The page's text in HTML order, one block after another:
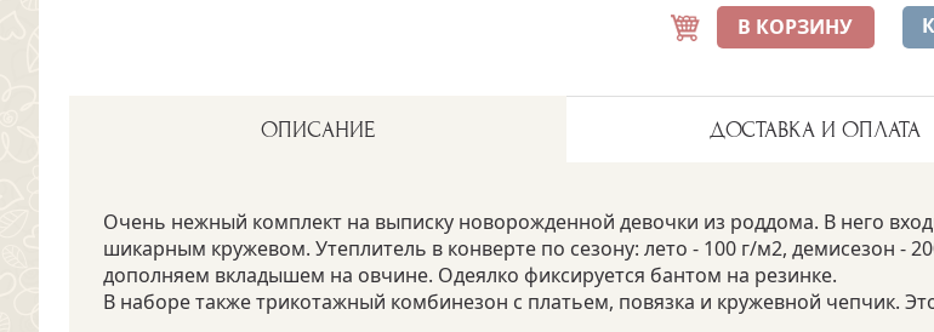
В КОРЗИНУ
ОПИСАНИЕ ДОСТАВКА И ОПЛАТА
Очень нежный комплект на выписку новорожденной девочки из роддома. В него
шикарным кружевом. Утеплитель в конверте по сезону: лето - 100 г/м2, демисезон -
дополняем вкладышем на овчине. Одеялко фиксируется бантом на резинке.
В наборе также трикотажный комбинезон с платьем, повязка и кружевной чепчик.